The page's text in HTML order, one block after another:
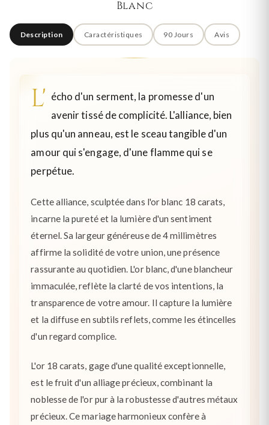
Blanc
Description Caractéristiques 90 Jours Avis
L' écho d'un serment, la promesse d'un
avenir tissé de complicité. L'alliance, bien
plus qu'un anneau, est le sceau tangible d'un
amour qui s'engage, d'une flamme qui se
perpétue.
Cette alliance, sculptée dans l'or blanc 18 carats,
incarne la pureté et la lumière d'un sentiment
éternel. Sa largeur généreuse de 4 millimètres
affirme la solidité de votre union, une présence
rassurante au quotidien. L'or blanc, d'une blancheur
immaculée, reflète la clarté de vos intentions, la
transparence de votre amour. Il capture la lumière
et la diffuse en subtils reflets, comme les étincelles
d'un regard complice.
L'or 18 carats, gage d'une qualité exceptionnelle,
est le fruit d'un alliage précieux, combinant la
noblesse de l'or pur à la robustesse d'autres métaux
précieux. Ce mariage harmonieux confère à